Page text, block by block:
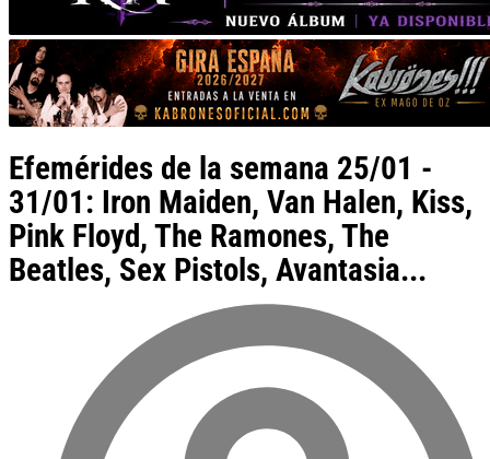
Efemérides de la semana 25/01 -
31/01: Iron Maiden, Van Halen, Kiss,
Pink Floyd, The Ramones, The
Beatles, Sex Pistols, Avantasia...